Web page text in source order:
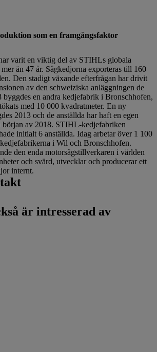
som en framgångsfaktor
varit en viktig del av STIHLs globala
än 47 år. Sågkedjorna exporteras till 160
Den stadigt växande efterfrågan har drivit
av den schweiziska anläggningen de
byggdes en andra kedjefabrik i Bronschhofen,
med 10 000 kvadratmeter. En ny
2013 och de anställda har haft en egen
början av 2018. STIHL-kedjefabriken
initialt 6 anställda. Idag arbetar över 1 100
i Wil och Bronschhofen.
den enda motorsågstillverkaren i världen
och svärd, utvecklar och producerar ett
internt.
är intresserad av